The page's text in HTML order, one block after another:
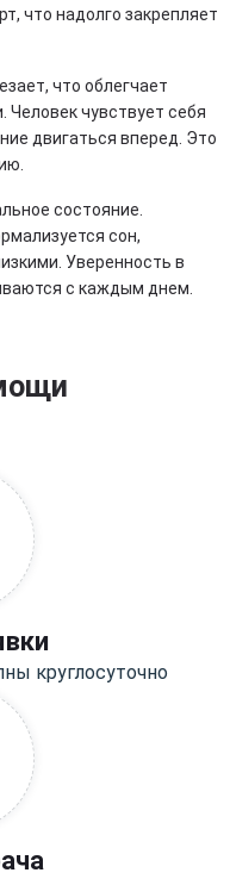
что надолго закрепляет
что облегчает
Человек чувствует себя
двигаться вперед. Это
состояние.
сон,
Уверенность в
с каждым днем.
круглосуточно